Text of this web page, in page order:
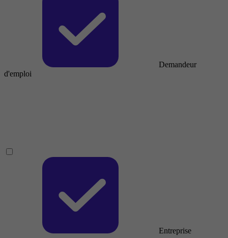
Demandeur
d'emploi
Entreprise